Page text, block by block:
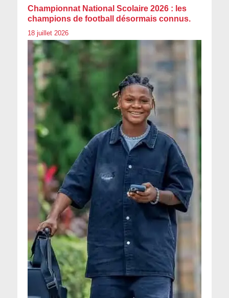
Championnat National Scolaire 2026 : les
champions de football désormais connus.
18 juillet 2026